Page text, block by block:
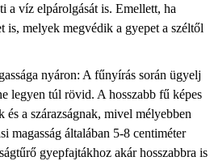
a víz elpárolgását is. Emellett, ha
is, melyek megvédik a gyepet a széltől
nyáron: A fűnyírás során ügyelj
legyen túl rövid. A hosszabb fű képes
és a szárazságnak, mivel mélyebben
magasság általában 5-8 centiméter
gyepfajtákhoz akár hosszabbra is